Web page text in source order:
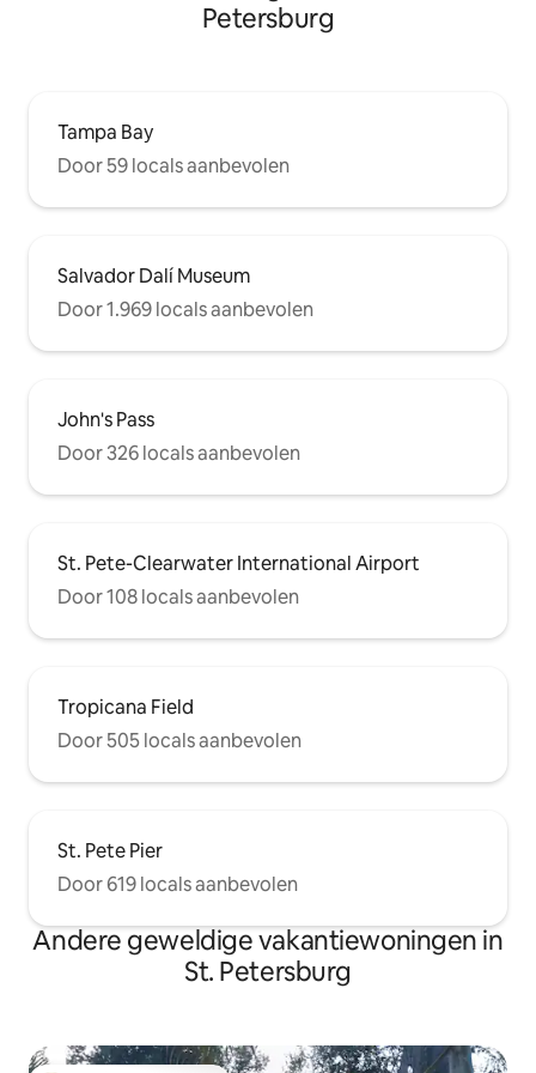
Petersburg
Tampa Bay
Door 59 locals aanbevolen
Salvador Dalí Museum
Door 1.969 locals aanbevolen
John's Pass
Door 326 locals aanbevolen
St. Pete-Clearwater International Airport
Door 108 locals aanbevolen
Tropicana Field
Door 505 locals aanbevolen
St. Pete Pier
Door 619 locals aanbevolen
Andere geweldige vakantiewoningen in
St. Petersburg